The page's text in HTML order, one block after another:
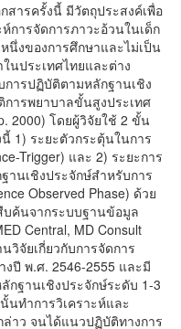
สารครั้งนี้ มีวัตถุประสงค์เพื่อ
การจัดการภาวะอ้วนในเด็ก
นึ่งของการศึกษาและไม่เป็น
นประเทศไทยและต่าง
ารปฏิบัติตามหลักฐานเชิง
ารพยาบาลขั้นสูงประเทศ
2000) โดยผู้วิจัยใช้ 2 ขั้น
1) ระยะตัวกระตุ้นในการ
Trigger) และ 2) ระยะการ
นเชิงประจักษ์สำหรับการ
Observed Phase) ด้วย
ค้นจากระบบฐานข้อมูล
Central, MD Consult
วิจัยเกี่ยวกับการจัดการ
งปี พ.ศ. 2546-2555 และมี
กฐานเชิงประจักษ์ระดับ 1-3
นทำการวิเคราะห์และ
ล่าว จนได้แนวปฏิบัติทางการ